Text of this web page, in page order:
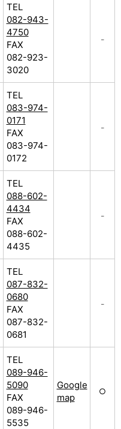
TEL
082-943-
4750
FAX
082-923-
3020
–
TEL
083-974-
0171
FAX
083-974-
0172
–
TEL
088-602-
4434
FAX
088-602-
4435
–
TEL
087-832-
0680
FAX
087-832-
0681
–
TEL
089-946-
5090
FAX
089-946-
5535
Google
map
○